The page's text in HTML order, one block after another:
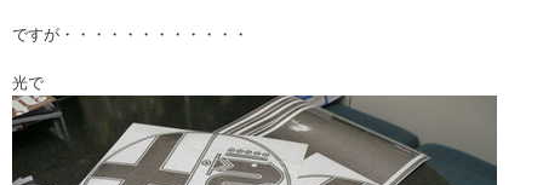
ですが・・・・・・・・・・・・
光で